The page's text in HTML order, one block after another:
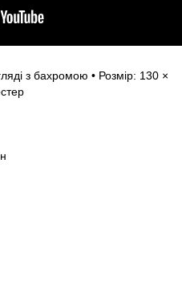
з бахромою • Розмір: 130 ×